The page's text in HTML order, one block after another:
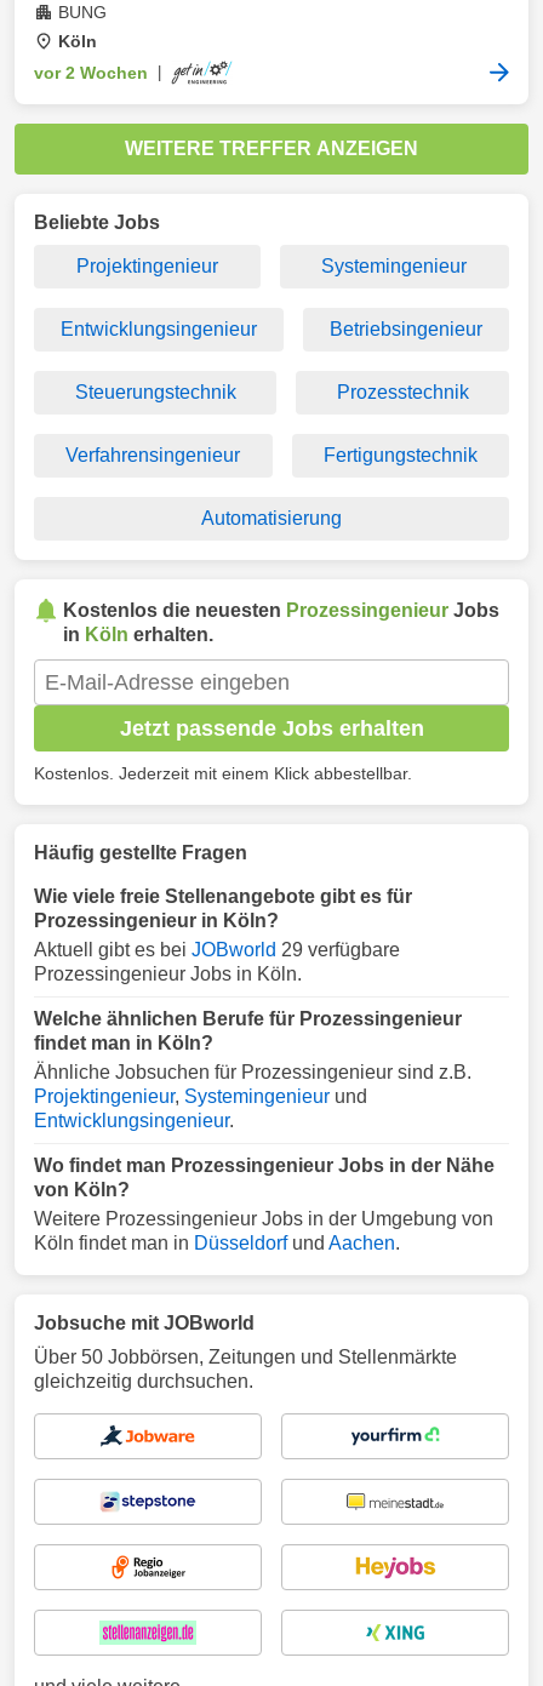
BUNG
Köln
vor 2 Wochen
WEITERE TREFFER ANZEIGEN
Beliebte Jobs
Projektingenieur Systemingenieur
Entwicklungsingenieur Betriebsingenieur
Steuerungstechnik Prozesstechnik
Verfahrensingenieur Fertigungstechnik
Automatisierung
Kostenlos die neuesten Prozessingenieur Jobs
in Köln erhalten.
Jetzt passende Jobs erhalten
Kostenlos. Jederzeit mit einem Klick abbestellbar.
Häufig gestellte Fragen
Wie viele freie Stellenangebote gibt es für
Prozessingenieur in Köln?
Aktuell gibt es bei JOBworld 29 verfügbare
Prozessingenieur Jobs in Köln.
Welche ähnlichen Berufe für Prozessingenieur
findet man in Köln?
Ähnliche Jobsuchen für Prozessingenieur sind z.B.
Projektingenieur, Systemingenieur und
Entwicklungsingenieur.
Wo findet man Prozessingenieur Jobs in der Nähe
von Köln?
Weitere Prozessingenieur Jobs in der Umgebung von
Köln findet man in Düsseldorfund Aachen.
Jobsuche mit JOBworld
Über 50 Jobbörsen, Zeitungen und Stellenmärkte
gleichzeitig durchsuchen.